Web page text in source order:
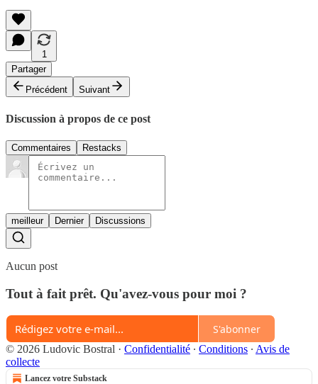
1
Partager
Précédent
Suivant
Discussion à propos de ce post
Commentaires Restacks
meilleur Dernier Discussions
Aucun post
Tout à fait prêt. Qu'avez-vous pour moi ?
S'abonner
© 2026 Ludovic Bostral · Confidentialité ∙ Conditions ∙ Avis de
collecte
Lancez votre Substack